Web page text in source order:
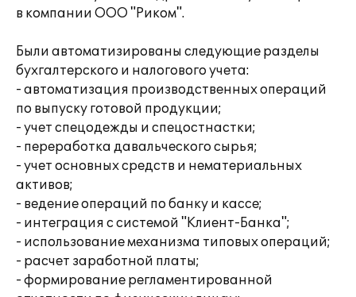
в компании ООО "Риком".
Были автоматизированы следующие разделы
бухгалтерского и налогового учета:
- автоматизация производственных операций
по выпуску готовой продукции;
- учет спецодежды и спецостнастки;
- переработка давальческого сырья;
- учет основных средств и нематериальных
активов;
- ведение операций по банку и кассе;
- интеграция с системой "Клиент-Банка";
- использование механизма типовых операций;
- расчет заработной платы;
- формирование регламентированной